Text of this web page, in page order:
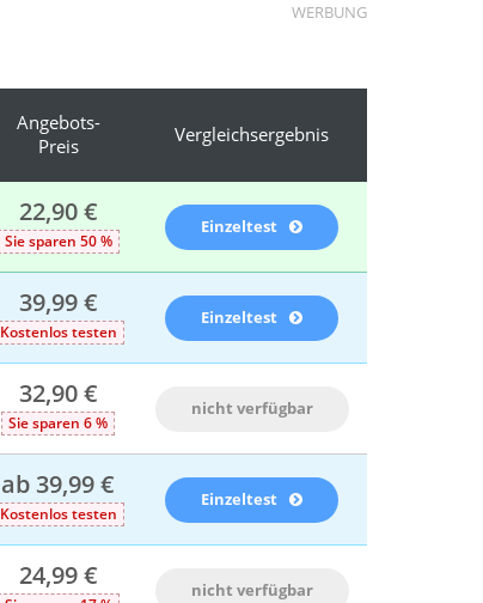
WERBUNG
Angebots-
Preis
Vergleichsergebnis
22,90 €
Sie sparen 50 %
Einzeltest
39,99 €
Kostenlos testen
Einzeltest
32,90 €
Sie sparen 6 %
nicht verfügbar
ab 39,99 €
Kostenlos testen
Einzeltest
24,99 € nicht verfügbar